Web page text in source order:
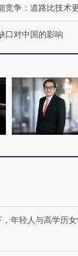
飞行员跨国走私7万
头丸 尿检体内含3种
别呈现】寻找100种
竞争：道路比技术
口对中国的影响
，年轻人与高学历